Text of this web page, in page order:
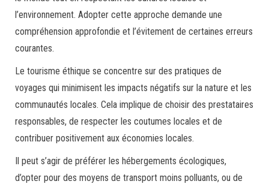
l’environnement. Adopter cette approche demande une
compréhension approfondie et l’évitement de certaines erreurs
courantes.
Le tourisme éthique se concentre sur des pratiques de
voyages qui minimisent les impacts négatifs sur la nature et les
communautés locales. Cela implique de choisir des prestataires
responsables, de respecter les coutumes locales et de
contribuer positivement aux économies locales.
Il peut s’agir de préférer les hébergements écologiques,
d’opter pour des moyens de transport moins polluants, ou de